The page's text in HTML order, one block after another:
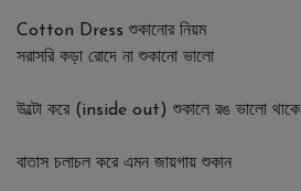
Cotton Dress শুকানোর নিয়ম
সরাসরি কড়া রোদে না শুকানো ভালো
উল্টো করে (inside out) শুকালে রঙ ভালো থাকে
বাতাস চলাচল করে এমন জায়গায় শুকান